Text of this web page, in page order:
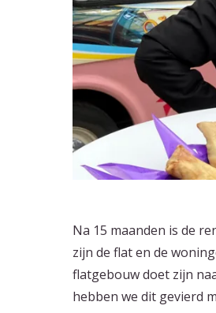
Na 15 maanden is de
zijn de flat en de
flatgebouw doet zijn
hebben we dit gevierd